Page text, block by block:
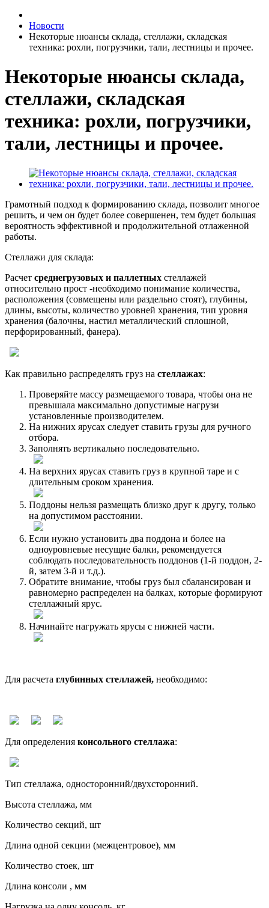
Новости
Некоторые нюансы склада, стеллажи, складская
техника: рохли, погрузчики, тали, лестницы и прочее.
Некоторые нюансы склада,
стеллажи, складская
техника: рохли, погрузчики,
тали, лестницы и прочее.
Грамотный подход к формированию склада, позволит многое
решить, и чем он будет более совершенен, тем будет большая
вероятность эффективной и продолжительной отлаженной
работы.
Стеллажи для склада:
Расчет среднегрузовых и паллетных стеллажей
относительно прост -необходимо понимание количества,
расположения (совмещены или раздельно стоят), глубины,
длины, высоты, количество уровней хранения, тип уровня
хранения (балочны, настил металлический сплошной,
перфорированный, фанера).
Как правильно распределять груз на стеллажах:
Проверяйте массу размещаемого товара, чтобы она не
превышала максимально допустимые нагрузи
установленные производителем.
На нижних ярусах следует ставить грузы для ручного
отбора.
Заполнять вертикально последовательно.
На верхних ярусах ставить груз в крупной таре и с
длительным сроком хранения.
Поддоны нельзя размещать близко друг к другу, только
на допустимом расстоянии.
Если нужно установить два поддона и более на
одноуровневые несущие балки, рекомендуется
соблюдать последовательность поддонов (1-й поддон, 2-
й, затем 3-й и т.д.).
Обратите внимание, чтобы груз был сбалансирован и
равномерно распределен на балках, которые формируют
стеллажный ярус.
Начинайте нагружать ярусы с нижней части.
Для расчета глубинных стеллажей, необходимо:
Для определения консольного стеллажа:
Тип стеллажа, односторонний/двухсторонний.
Высота стеллажа, мм
Количество секций, шт
Длина одной секции (межцентровое), мм
Количество стоек, шт
Длина консоли , мм